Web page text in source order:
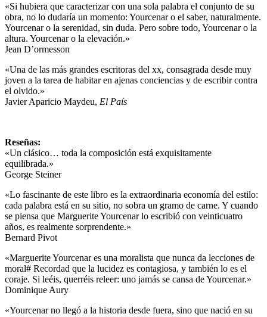
«Si hubiera que caracterizar con una sola palabra el conjunto de su
obra, no lo dudaría un momento: Yourcenar o el saber, naturalmente.
Yourcenar o la serenidad, sin duda. Pero sobre todo, Yourcenar o la
altura. Yourcenar o la elevación.»
Jean D’ormesson
«Una de las más grandes escritoras del xx, consagrada desde muy
joven a la tarea de habitar en ajenas conciencias y de escribir contra
el olvido.»
Javier Aparicio Maydeu, El País
Reseñas:
«Un clásico… toda la composición está exquisitamente
equilibrada.»
George Steiner
«Lo fascinante de este libro es la extraordinaria economía del estilo:
cada palabra está en su sitio, no sobra un gramo de carne. Y cuando
se piensa que Marguerite Yourcenar lo escribió con veinticuatro
años, es realmente sorprendente.»
Bernard Pivot
«Marguerite Yourcenar es una moralista que nunca da lecciones de
moral# Recordad que la lucidez es contagiosa, y también lo es el
coraje. Si leéis, querréis releer: uno jamás se cansa de Yourcenar.»
Dominique Aury
«Yourcenar no llegó a la historia desde fuera, sino que nació en su